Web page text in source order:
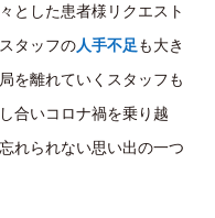
とした患者様リクエスト
タッフの人手不足も大き
を離れていくスタッフも
合いコロナ禍を乗り越
れられない思い出の一つ